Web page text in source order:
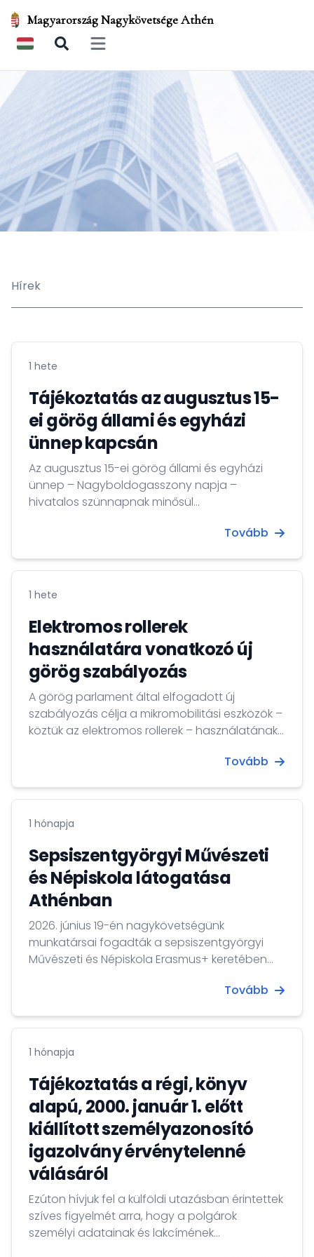
Magyarország Nagykövetsége Athén
Open main menu
Hírek
1 hete
Tájékoztatás az augusztus 15-
ei görög állami és egyházi
ünnep kapcsán
Az augusztus 15-ei görög állami és egyházi
ünnep – Nagyboldogasszony napja –
hivatalos szünnapnak minősül
magánszektor jelentős része zárva tart, a
elérése korlátozott lehet.
Tovább
1 hete
Elektromos rollerek
használatára vonatkozó új
görög szabályozás
A görög parlament által elfogadott új
szabályozás célja a mikromobilitási eszközök –
köztük az elektromos rollerek – használatának
számának drasztikus növekedése miatt.Tovább
1 hónapja
Sepsiszentgyörgyi Művészeti
és Népiskola látogatása
Athénban
2026. június 19-én nagykövetségünk
munkatársai fogadták a sepsiszentgyörgyi
Művészeti és Népiskola Erasmus+ keretében
Tovább
1 hónapja
Tájékoztatás a régi, könyv
alapú, 2000. január 1. előtt
kiállított személyazonosító
igazolvány érvénytelenné
válásáról
Ezúton hívjuk fel a külföldi utazásban érintettek
szíves figyelmét arra, hogy a polgárok
személyi adatainak és lakcímének